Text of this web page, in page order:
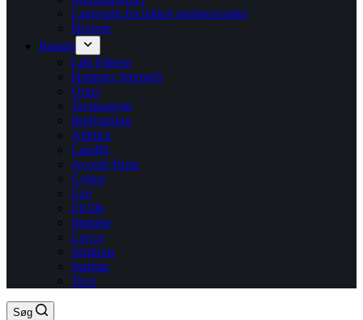
Lagersalg fra lukket motionscenter
Diverse
Brands
Life Fitness
Hammer Strength
Ortus
Technogym
Bodystrong
Atletica
Landfit
Accept Topic
Cybex
Exe
Fit life
Impulse
Lexco
Senkron
Startrac
Teca
Søg